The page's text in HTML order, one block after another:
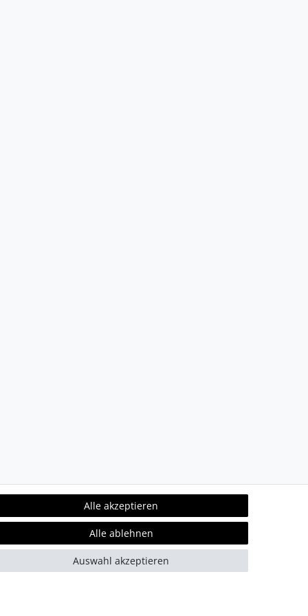
Kontakt Team
Alle akzeptieren
Alle ablehnen
Auswahl akzeptieren